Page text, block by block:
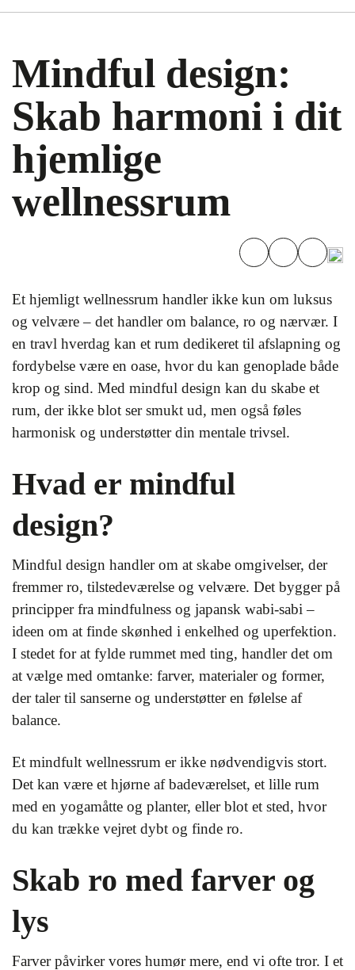
Mindful design:
Skab harmoni i dit
hjemlige
wellnessrum
Et hjemligt wellnessrum handler ikke kun om luksus
og velvære – det handler om balance, ro og nærvær. I
en travl hverdag kan et rum dedikeret til afslapning og
fordybelse være en oase, hvor du kan genoplade både
krop og sind. Med mindful design kan du skabe et
rum, der ikke blot ser smukt ud, men også føles
harmonisk og understøtter din mentale trivsel.
Hvad er mindful
design?
Mindful design handler om at skabe omgivelser, der
fremmer ro, tilstedeværelse og velvære. Det bygger på
principper fra mindfulness og japansk wabi-sabi –
ideen om at finde skønhed i enkelhed og uperfektion.
I stedet for at fylde rummet med ting, handler det om
at vælge med omtanke: farver, materialer og former,
der taler til sanserne og understøtter en følelse af
balance.
Et mindfult wellnessrum er ikke nødvendigvis stort.
Det kan være et hjørne af badeværelset, et lille rum
med en yogamåtte og planter, eller blot et sted, hvor
du kan trække vejret dybt og finde ro.
Skab ro med farver og
lys
Farver påvirker vores humør mere, end vi ofte tror. I et